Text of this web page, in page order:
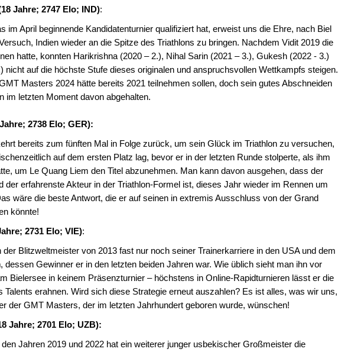
Jahre; 2747 Elo; IND):
im April beginnende Kandidatenturnier qualifiziert hat, erweist uns die Ehre, nach Biel
Indien wieder an die Spitze des Triathlons zu bringen. Nachdem Vidit 2019 die
hatte, konnten Harikrishna (2020 – 2.), Nihal Sarin (2021 – 3.), Gukesh (2022 - 3.)
nicht auf die höchste Stufe dieses originalen und anspruchsvollen Wettkampfs steigen.
Masters 2024 hätte bereits 2021 teilnehmen sollen, doch sein gutes Abschneiden
im letzten Moment davon abgehalten.
2738 Elo; GER):
bereits zum fünften Mal in Folge zurück, um sein Glück im Triathlon zu versuchen,
auf dem ersten Platz lag, bevor er in der letzten Runde stolperte, als ihm
um Le Quang Liem den Titel abzunehmen. Man kann davon ausgehen, dass der
der erfahrenste Akteur in der Triathlon-Formel ist, dieses Jahr wieder im Rennen um
wäre die beste Antwort, die er auf seinen in extremis Ausschluss von der Grand
könnte!
2731 Elo; VIE):
Blitzweltmeister von 2013 fast nur noch seiner Trainerkarriere in den USA und dem
dessen Gewinner er in den letzten beiden Jahren war. Wie üblich sieht man ihn vor
Bielersee in keinem Präsenzturnier – höchstens in Online-Rapidturnieren lässt er die
Talents erahnen. Wird sich diese Strategie erneut auszahlen? Es ist alles, was wir uns,
der GMT Masters, der im letzten Jahrhundert geboren wurde, wünschen!
Jahre; 2701 Elo; UZB):
Jahren 2019 und 2022 hat ein weiterer junger usbekischer Großmeister die